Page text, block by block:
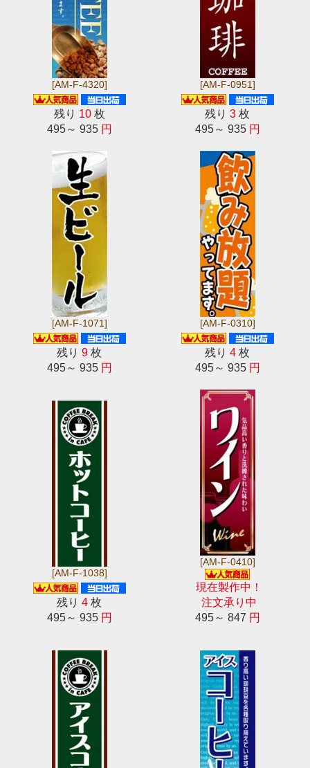
[AM-F-4320]
残り 10枚
495～ 935 円
[AM-F-0951]
残り3 枚
495～ 935 円
[AM-F-1071]
残り9 枚
495～ 935 円
[AM-F-0310]
残り4 枚
495～ 935 円
[AM-F-1038]
残り4 枚
495～ 935 円
[AM-F-0410]
現在製作中！
注文承り中
495～ 847 円